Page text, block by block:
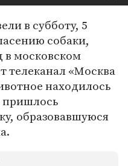
в субботу, 5
собаки,
в московском
телеканал «Москва
находилось
пришлось
образовавшуюся